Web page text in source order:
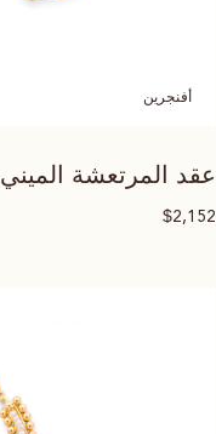
أفنجرين
عقد المرتعشة الميني
$2,152